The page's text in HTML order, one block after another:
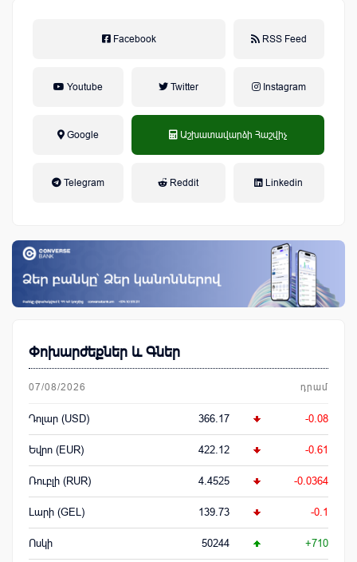
Facebook RSS Feed
Youtube Twitter Instagram
Google Աշխատավարձի Հաշվիչ
Telegram Reddit Linkedin
Փոխարժեքներ և Գներ
07/08/2026 դրամ
Դոլար (USD) 366.17 -0.08
Եվրո (EUR) 422.12 -0.61
Ռուբլի (RUR) 4.4525 -0.0364
Լարի (GEL) 139.73 -0.1
Ոսկի 50244 +710